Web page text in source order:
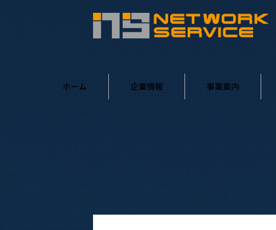
ホーム 企業情報 事業案内